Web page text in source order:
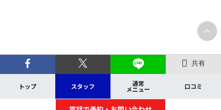
共有
トップ スタッフ 通常
メニュー 口コミ